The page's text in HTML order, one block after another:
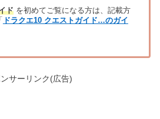
ドを初めてご覧になる方は、記載方
ドラクエ10 クエストガイド…のガイ
サーリンク(広告)